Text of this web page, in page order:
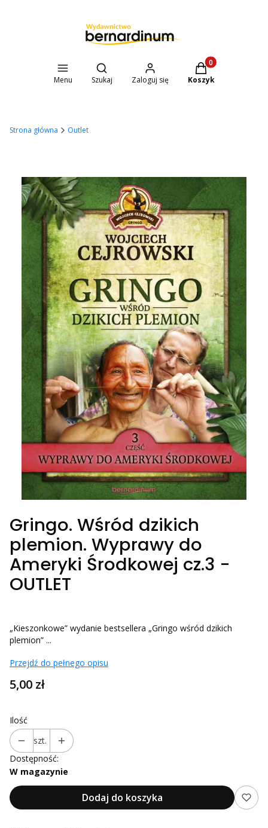
Menu
Otwórz wyszukiwarkę
Szukaj Zaloguj się
Produkty w
Koszyk
Strona główna Outlet
Gringo. Wśród dzikich
plemion. Wyprawy do
Ameryki Środkowej cz.3 -
OUTLET
„Kieszonkowe” wydanie bestsellera „Gringo wśród dzikich
plemion” ...
Przejdź do pełnego opisu
Cena
5,00 zł
Ilość
szt.
Dostępność:
W magazynie
Dodaj do koszyka